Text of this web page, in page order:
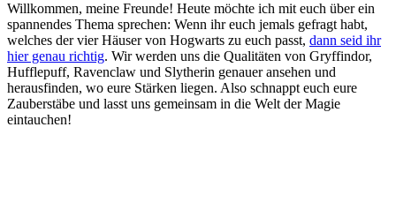
Willkommen, meine Freunde! Heute möchte ich mit euch über ein
spannendes Thema sprechen: Wenn ihr euch jemals gefragt habt,
welches der vier Häuser von Hogwarts zu euch passt, dann seid ihr
hier genau richtig. Wir werden uns die Qualitäten von Gryffindor,
Hufflepuff, Ravenclaw und Slytherin genauer ansehen und
herausfinden, wo eure Stärken liegen. Also schnappt euch eure
Zauberstäbe und lasst uns gemeinsam in die Welt der Magie
eintauchen!